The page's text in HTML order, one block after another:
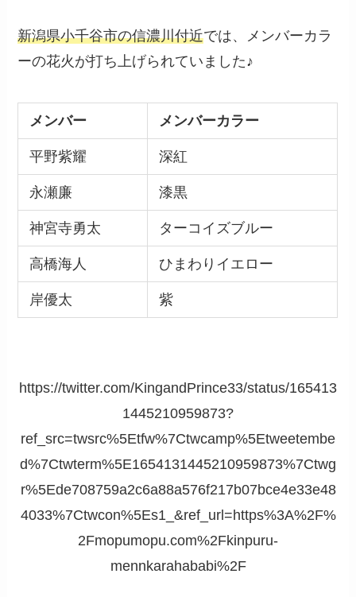
新潟県小千谷市の信濃川付近では、メンバーカラ
ーの花火が打ち上げられていました♪
メンバー メンバーカラー
平野紫耀 深紅
永瀬廉 漆黒
神宮寺勇太 ターコイズブルー
高橋海人 ひまわりイエロー
岸優太 紫
https://twitter.com/KingandPrince33/status/165413
1445210959873?
ref_src=twsrc%5Etfw%7Ctwcamp%5Etweetembe
d%7Ctwterm%5E1654131445210959873%7Ctwg
r%5Ede708759a2c6a88a576f217b07bce4e33e48
4033%7Ctwcon%5Es1_&ref_url=https%3A%2F%
2Fmopumopu.com%2Fkinpuru-
mennkarahababi%2F